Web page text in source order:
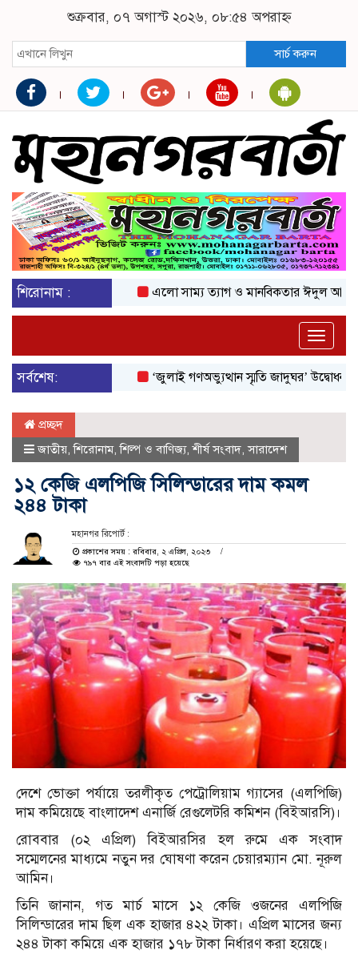
শুক্রবার, ০৭ অগাস্ট ২০২৬, ০৮:৫৪ অপরাহ্ন
সার্চ করুন
শিরোনাম : এলো সাম্য ত্যাগ ও মানবিকতার ঈদুল আজহা
Toggle
সর্বশেষ:
‘জুলাই গণঅভ্যুত্থান স্মৃতি জাদুঘর’ উদ্বোধন করলেন
প্রচ্ছদ
জাতীয়,শিরোনাম,শিল্প ও বাণিজ্য,শীর্ষ সংবাদ,সারাদেশ
১২ কেজি এলপিজি সিলিন্ডারের দাম কমল
২৪৪ টাকা
মহানগর রিপোর্ট :
প্রকাশের সময় : রবিবার, ২ এপ্রিল, ২০২৩
৭৯৭ বার এই সংবাদটি পড়া হয়েছে
দেশে ভোক্তা পর্যায়ে তরলীকৃত পেট্রোলিয়াম গ্যাসের (এলপিজি)
দাম কমিয়েছে বাংলাদেশ এনার্জি রেগুলেটরি কমিশন (বিইআরসি)।
রোববার (০২ এপ্রিল) বিইআরসির হল রুমে এক সংবাদ
সম্মেলনের মাধ্যমে নতুন দর ঘোষণা করেন চেয়ারম্যান মো. নূরুল
আমিন।
তিনি জানান, গত মার্চ মাসে ১২ কেজি ওজনের এলপিজি
সিলিন্ডারের দাম ছিল এক হাজার ৪২২ টাকা। এপ্রিল মাসের জন্য
২৪৪ টাকা কমিয়ে এক হাজার ১৭৮ টাকা নির্ধারণ করা হয়েছে।